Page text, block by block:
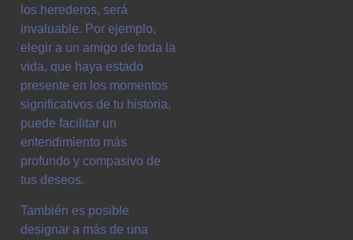
los herederos, será
invaluable. Por ejemplo,
elegir a un amigo de toda la
vida, que haya estado
presente en los momentos
significativos de tu historia,
puede facilitar un
entendimiento más
profundo y compasivo de
tus deseos.
También es posible
designar a más de una